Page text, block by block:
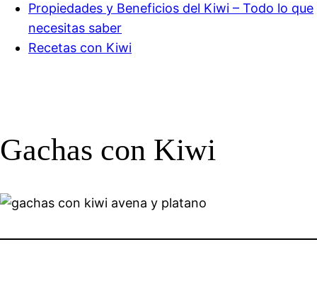
Propiedades y Beneficios del Kiwi – Todo lo que
necesitas saber
Recetas con Kiwi
Gachas con Kiwi